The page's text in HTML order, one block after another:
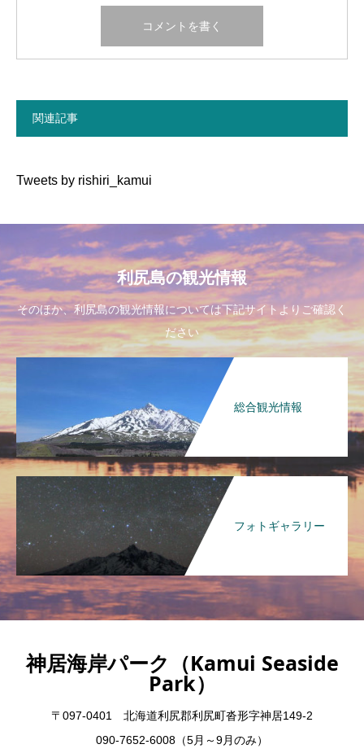
関連記事
Tweets by rishiri_kamui
利尻島の観光情報
そのほか、利尻島の観光情報については下記サイトよりご確認く
ださい
総合観光情報
フォトギャラリー
神居海岸パーク（Kamui Seaside
Park）
〒097-0401 北海道利尻郡利尻町沓形字神居149-2
090-7652-6008（5月～9月のみ）